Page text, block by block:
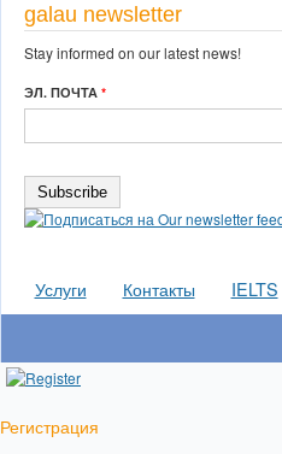
galau newsletter
Stay informed on our latest news!
ЭЛ. ПОЧТА *
Услуги Контакты IELTS
Регистрация